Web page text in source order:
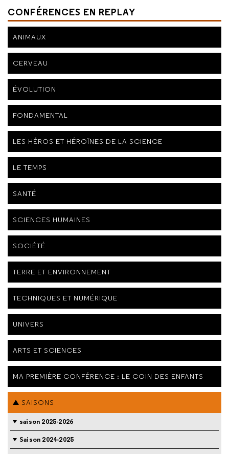
CONFÉRENCES EN REPLAY
ANIMAUX
CERVEAU
ÉVOLUTION
FONDAMENTAL
LES HÉROS ET HÉROÏNES DE LA SCIENCE
LE TEMPS
SANTÉ
SCIENCES HUMAINES
SOCIÉTÉ
TERRE ET ENVIRONNEMENT
TECHNIQUES ET NUMÉRIQUE
UNIVERS
ARTS ET SCIENCES
MA PREMIÈRE CONFÉRENCE : LE COIN DES ENFANTS
SAISONS
saison 2025-2026
Saison 2024-2025